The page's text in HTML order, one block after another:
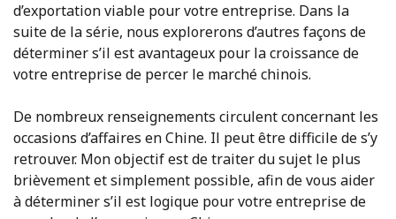
d’exportation viable pour votre entreprise. Dans la
suite de la série, nous explorerons d’autres façons de
déterminer s’il est avantageux pour la croissance de
votre entreprise de percer le marché chinois.
De nombreux renseignements circulent concernant les
occasions d’affaires en Chine. Il peut être difficile de s’y
retrouver. Mon objectif est de traiter du sujet le plus
brièvement et simplement possible, afin de vous aider
à déterminer s’il est logique pour votre entreprise de